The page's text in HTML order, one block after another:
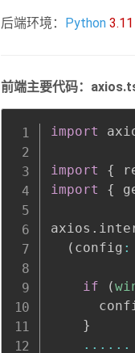
后端环境： Python
前端主要代码：
import
import {
import
{
axios .
( config :
if (
}
... ...